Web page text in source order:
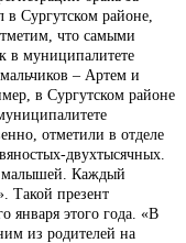
Сургутском районе,
что самыми
в муниципалитете
– Артем и
в Сургутском районе
отметили в отделе
двухтысячных.
малышей. Каждый
Такой презент
января этого года. «В
из родителей на